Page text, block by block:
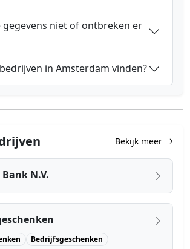
gegevens niet of ontbreken er
in Amsterdam vinden?
Bekijk meer
N.V.
Bedrijfsgeschenken